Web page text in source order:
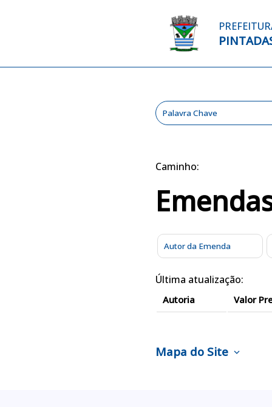
Caminho:
Última atualização:
Autoria Valor
Mapa do Site expand_more